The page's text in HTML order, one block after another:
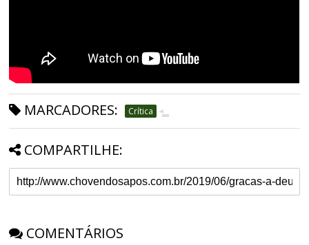
MARCADORES: Crítica
COMPARTILHE:
COMENTÁRIOS